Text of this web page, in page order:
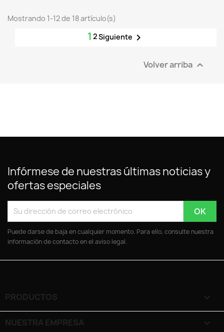
Mostrando 1-12 de 18 artículo(s)
1 2Siguiente 
Volver arriba 
Infórmese de nuestras últimas noticias y
ofertas especiales
Puede darse de baja en cualquier momento. Para ello, consulte nuestra
información de contacto en el aviso legal.
PRODUCTOS 
NUESTRA EMPRESA 